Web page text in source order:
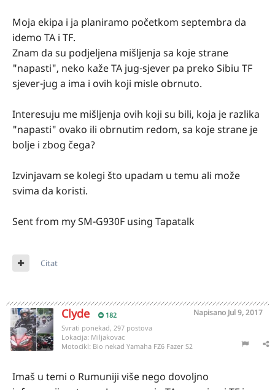
Moja ekipa i ja planiramo početkom septembra da
idemo TA i TF.
Znam da su podjeljena mišljenja sa koje strane
"napasti", neko kaže TA jug-sjever pa preko Sibiu TF
sjever-jug a ima i ovih koji misle obrnuto.
Interesuju me mišljenja ovih koji su bili, koja je razlika
"napasti" ovako ili obrnutim redom, sa koje strane je
bolje i zbog čega?
Izvinjavam se kolegi što upadam u temu ali može
svima da koristi.
Sent from my SM-G930F using Tapatalk
Citat
Clyde 182 Napisano Jul 9, 2017
Svrati ponekad, 297 postova
Lokacija: Miljakovac
Motocikl: Bio nekad Yamaha FZ6 Fazer S2
Imaš u temi o Rumuniji više nego dovoljno